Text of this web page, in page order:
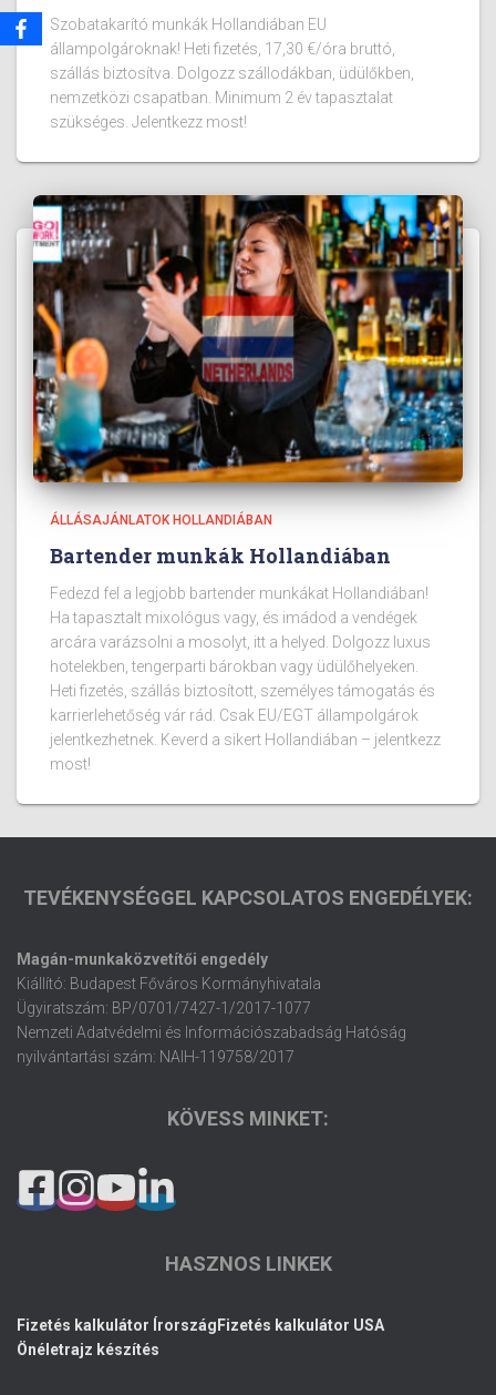
Szobatakarító munkák Hollandiában EU
állampolgároknak! Heti fizetés, 17,30 €/óra bruttó,
szállás biztosítva. Dolgozz szállodákban, üdülőkben,
nemzetközi csapatban. Minimum 2 év tapasztalat
szükséges. Jelentkezz most!
ÁLLÁSAJÁNLATOK HOLLANDIÁBAN
Bartender munkák Hollandiában
Fedezd fel a legjobb bartender munkákat Hollandiában!
Ha tapasztalt mixológus vagy, és imádod a vendégek
arcára varázsolni a mosolyt, itt a helyed. Dolgozz luxus
hotelekben, tengerparti bárokban vagy üdülőhelyeken.
Heti fizetés, szállás biztosított, személyes támogatás és
karrierlehetőség vár rád. Csak EU/EGT állampolgárok
jelentkezhetnek. Keverd a sikert Hollandiában – jelentkezz
most!
TEVÉKENYSÉGGEL KAPCSOLATOS ENGEDÉLYEK:
Magán-munkaközvetítői engedély
Kiállító: Budapest Főváros Kormányhivatala
Ügyiratszám: BP/0701/7427-1/2017-1077
Nemzeti Adatvédelmi és Információszabadság Hatóság
nyilvántartási szám: NAIH-119758/2017
KÖVESS MINKET:
HASZNOS LINKEK
Fizetés kalkulátor Írország Fizetés kalkulátor USA
Önéletrajz készítés